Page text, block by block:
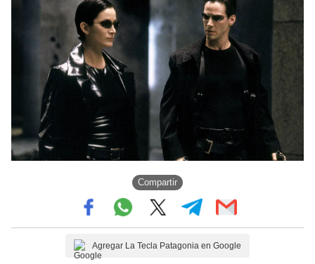
Compartir
Agregar La Tecla Patagonia en Google